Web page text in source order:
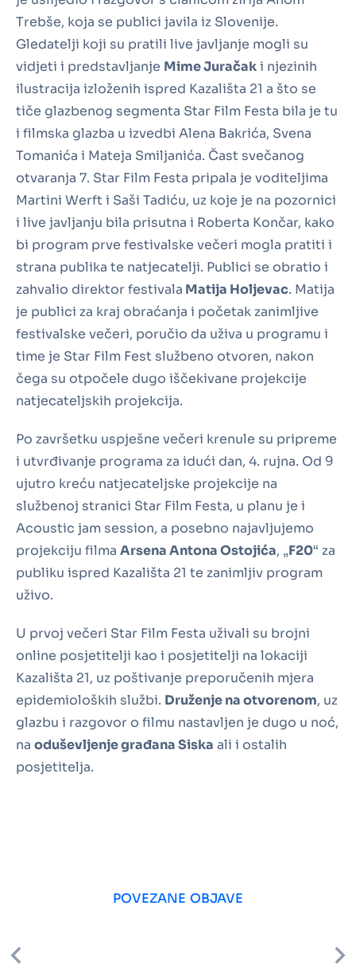
Trebše, koja se publici javila iz Slovenije.
Gledatelji koji su pratili live javljanje mogli su
vidjeti i predstavljanje Mime Juračaki njezinih
ilustracija izloženih ispred Kazališta 21 a što se
tiče glazbenog segmenta Star Film Festa bila je tu
i filmska glazba u izvedbi Alena Bakrića, Svena
Tomanića i Mateja Smiljanića. Čast svečanog
otvaranja 7. Star Film Festa pripala je voditeljima
Martini Werft i Saši Tadiću, uz koje je na pozornici
i live javljanju bila prisutna i Roberta Končar, kako
bi program prve festivalske večeri mogla pratiti i
strana publika te natjecatelji. Publici se obratio i
zahvalio direktor festivala Matija Holjevac. Matija
je publici za kraj obraćanja i početak zanimljive
festivalske večeri, poručio da uživa u programu i
time je Star Film Fest službeno otvoren, nakon
čega su otpočele dugo iščekivane projekcije
natjecateljskih projekcija.
Po završetku uspješne večeri krenule su pripreme
i utvrđivanje programa za idući dan, 4. rujna. Od 9
ujutro kreću natjecateljske projekcije na
službenoj stranici Star Film Festa, u planu je i
Acoustic jam session, a posebno najavljujemo
projekciju filma Arsena Antona Ostojića, „F20“ za
publiku ispred Kazališta 21 te zanimljiv program
uživo.
U prvoj večeri Star Film Festa uživali su brojni
online posjetitelji kao i posjetitelji na lokaciji
Kazališta 21, uz poštivanje preporučenih mjera
epidemioloških službi. Druženje na otvorenom, uz
glazbu i razgovor o filmu nastavljen je dugo u noć,
na oduševljenje građana Siska ali i ostalih
posjetitelja.
POVEZANE OBJAVE